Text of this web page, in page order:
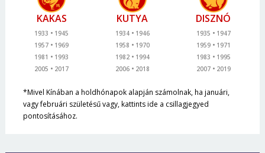
KAKAS
1933
1945
1957
1969
1981
1993
2005
2017
KUTYA
1934
1946
1958
1970
1982
1994
2006
2018
DISZNÓ
1935
1947
1959
1971
1983
1995
2007
2019
*Mivel Kínában a holdhónapok alapján számolnak, ha januári,
vagy februári születésű vagy, kattints ide a csillagjegyed
pontosításához.